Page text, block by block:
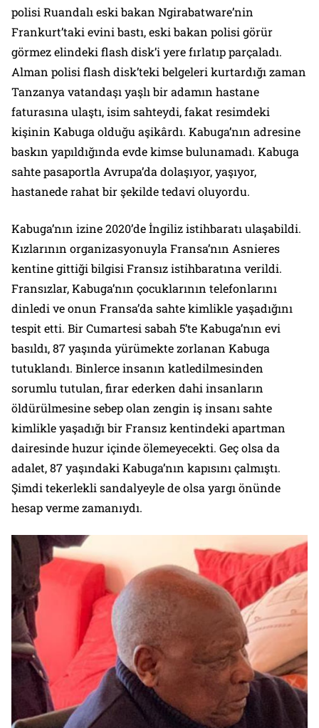
polisi Ruandalı eski bakan Ngirabatware’nin
Frankurt’taki evini bastı, eski bakan polisi görür
görmez elindeki flash disk’i yere fırlatıp parçaladı.
Alman polisi flash disk’teki belgeleri kurtardığı zaman
Tanzanya vatandaşı yaşlı bir adamın hastane
faturasına ulaştı, isim sahteydi, fakat resimdeki
kişinin Kabuga olduğu aşikârdı. Kabuga’nın adresine
baskın yapıldığında evde kimse bulunamadı. Kabuga
sahte pasaportla Avrupa’da dolaşıyor, yaşıyor,
hastanede rahat bir şekilde tedavi oluyordu.
Kabuga’nın izine 2020’de İngiliz istihbaratı ulaşabildi.
Kızlarının organizasyonuyla Fransa’nın Asnieres
kentine gittiği bilgisi Fransız istihbaratına verildi.
Fransızlar, Kabuga’nın çocuklarının telefonlarını
dinledi ve onun Fransa’da sahte kimlikle yaşadığını
tespit etti. Bir Cumartesi sabah 5’te Kabuga’nın evi
basıldı, 87 yaşında yürümekte zorlanan Kabuga
tutuklandı. Binlerce insanın katledilmesinden
sorumlu tutulan, firar ederken dahi insanların
öldürülmesine sebep olan zengin iş insanı sahte
kimlikle yaşadığı bir Fransız kentindeki apartman
dairesinde huzur içinde ölemeyecekti. Geç olsa da
adalet, 87 yaşındaki Kabuga’nın kapısını çalmıştı.
Şimdi tekerlekli sandalyeyle de olsa yargı önünde
hesap verme zamanıydı.